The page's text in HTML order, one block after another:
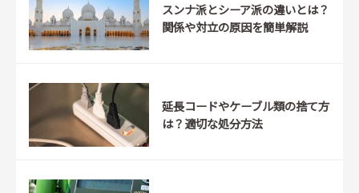
スンナ派とシーア派の違いとは？
関係や対立の原因を簡単解説
延長コードやケーブル類の捨て方
は？適切な処分方法